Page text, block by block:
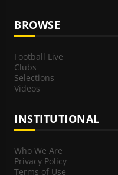
BROWSE
Football Live
Clubs
Selections
Videos
INSTITUTIONAL
Who We Are
Privacy Policy
Terms of Use